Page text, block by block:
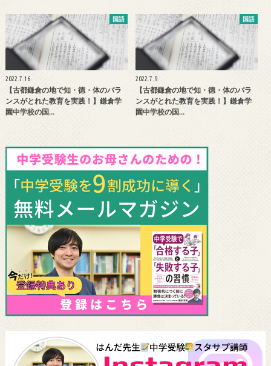
国語
2022.7.16
【古都鎌倉の地で知・徳・体のバラ
ンスがとれた教育を実践！】鎌倉学
園中学校の国…
国語
2022.7.9
【古都鎌倉の地で知・徳・体のバラ
ンスがとれた教育を実践！】鎌倉学
園中学校の国…